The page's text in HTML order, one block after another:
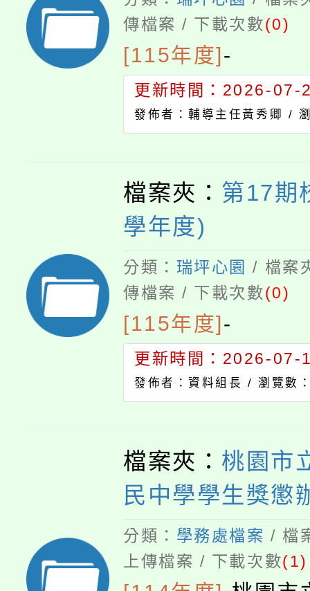
傳檔案 / 下載次數(0)
[115年度]-
更新時間：2026-07-
發佈者：輔導主任黃秀卿 /
檔案夾： 第17期
學年度)
分類： 瑞坪心園 / 檔案
傳檔案 / 下載次數(0)
[115年度]-
更新時間：2026-07-
發佈者：資料組長 /瀏覽數
檔案夾： 桃園市
民中學學生獎懲
分類： 學務處檔案 / 檔
上傳檔案 / 下載次數(1)